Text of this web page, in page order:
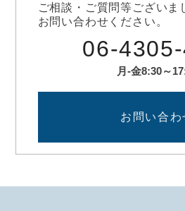
ご相談・ご質問等ございま
お問い合わせください。
06-
月-金8:30～
お問い合わ